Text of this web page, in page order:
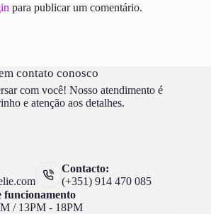
para publicar um comentário.
contato conosco
com você! Nosso atendimento é
e atenção aos detalhes.
Contacto:
(+351) 914 470 085
funcionamento
/ 13PM - 18PM